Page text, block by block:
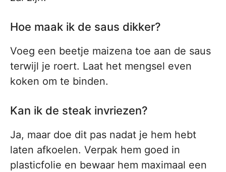
Hoe maak ik de saus dikker?
Voeg een beetje maizena toe aan de saus
terwijl je roert. Laat het mengsel even
koken om te binden.
Kan ik de steak invriezen?
Ja, maar doe dit pas nadat je hem hebt
laten afkoelen. Verpak hem goed in
plasticfolie en bewaar hem maximaal een